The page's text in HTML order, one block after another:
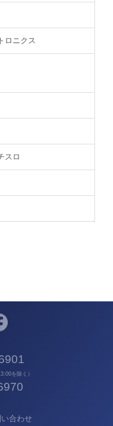
ロニクス
スロ
を除く）
合わせ